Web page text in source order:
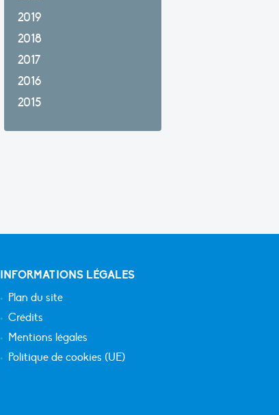
2019
2018
2017
2016
2015
INFORMATIONS LÉGALES
Plan du site
Crédits
Mentions légales
Politique de cookies (UE)